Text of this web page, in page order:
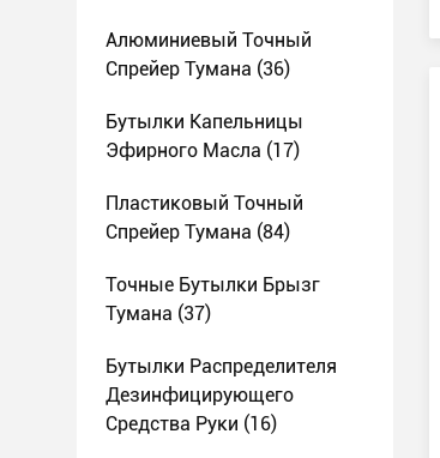
Алюминиевый Точный
Спрейер Тумана (36)
Бутылки Капельницы
Эфирного Масла (17)
Пластиковый Точный
Спрейер Тумана (84)
Точные Бутылки Брызг
Тумана (37)
Бутылки Распределителя
Дезинфицирующего
Средства Руки (16)